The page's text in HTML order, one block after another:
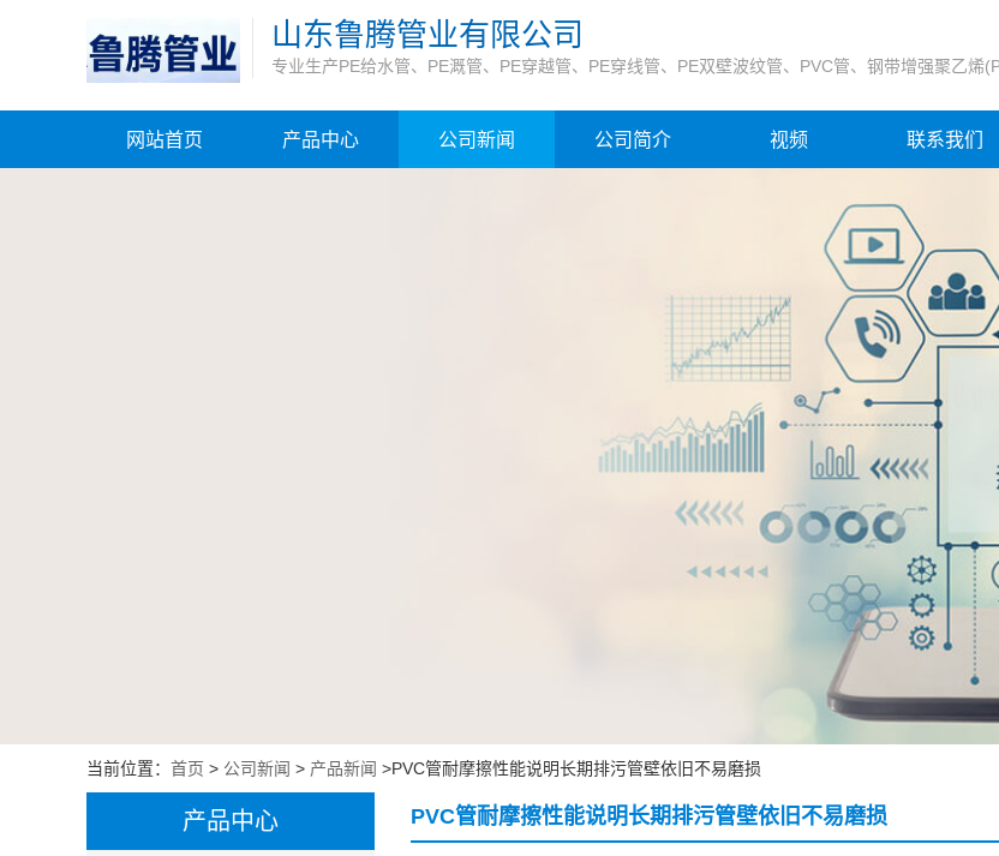
山东鲁腾管业有限公司
专业生产PE给水管、PE溉管、PE穿越管、PE穿线管、PE双壁波纹管、PVC管、钢带增强聚乙烯
网站首页 产品中心 公司新闻 公司简介 视频 联系我们
当前位置： 首页 > 公司新闻 > 产品新闻 >PVC管耐摩擦性能说明长期排污管壁依旧不易磨损
产品中心 PVC管耐摩擦性能说明长期排污管壁依旧不易磨损